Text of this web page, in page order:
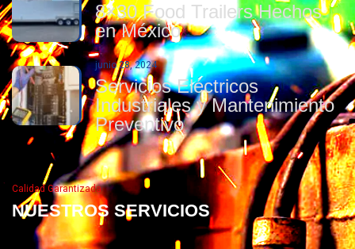
8×30 Food Trailers Hechos
en México
junio 28, 2024
Servicios Eléctricos
Industriales y Mantenimiento
Preventivo
Calidad Garantizada
NUESTROS SERVICIOS